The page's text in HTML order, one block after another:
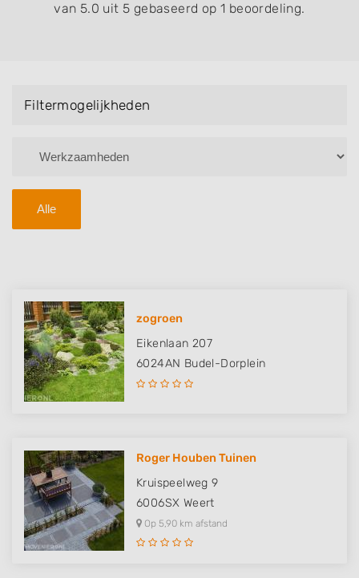
van 5.0 uit 5 gebaseerd op 1 beoordeling.
Filtermogelijkheden
Alle
zogroen
Eikenlaan 207
6024AN Budel-Dorplein
Roger Houben Tuinen
Kruispeelweg 9
6006SX Weert
Op 5,90 km afstand